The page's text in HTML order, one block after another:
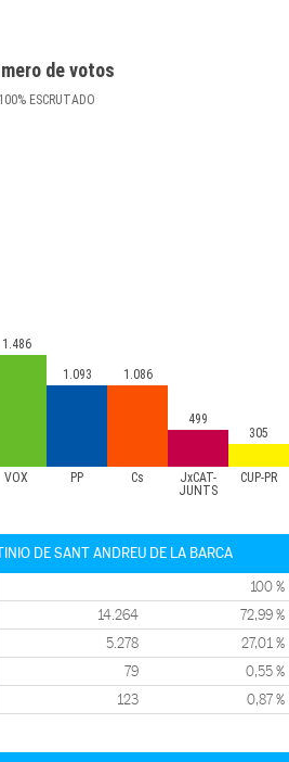
de votos
100% ESCRUTADO
VOX PP Cs
JxCAT-
JUNTS
CUP-PR
1.486
1.093
1.086
499
305
DE SANT ANDREU DE LA BARCA
100 %
14.264 72,99 %
5.278 27,01 %
79 0,55 %
123 0,87 %